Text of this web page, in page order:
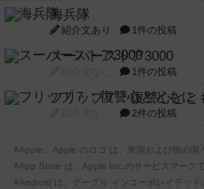
海兵隊
紹介文あり 1件の投稿
スーパーストア3000
1件の投稿
フリップ７：復讐心とと
2件の投稿
※Apple、Apple のロゴ は、米国および他の国
※App Store は、Apple Inc.のサービスマークで
※Android は、グーグル インコーポレイテッド